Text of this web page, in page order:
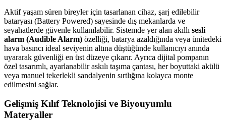
Aktif yaşam süren bireyler için tasarlanan cihaz, şarj edilebilir
bataryası (Battery Powered) sayesinde dış mekanlarda ve
seyahatlerde güvenle kullanılabilir. Sistemde yer alan akıllı sesli
alarm (Audible Alarm) özelliği, batarya azaldığında veya ünitedeki
hava basıncı ideal seviyenin altına düştüğünde kullanıcıyı anında
uyararak güvenliği en üst düzeye çıkarır. Ayrıca dijital pompanın
özel tasarımlı, ayarlanabilir askılı taşıma çantası, her boyuttaki akülü
veya manuel tekerlekli sandalyenin sırtlığına kolayca monte
edilmesini sağlar.
Gelişmiş Kılıf Teknolojisi ve Biyouyumlu
Materyaller